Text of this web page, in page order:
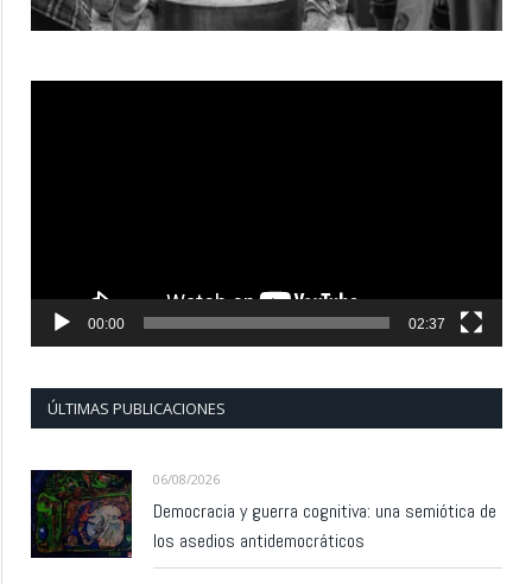
00:00 02:37
ÚLTIMAS PUBLICACIONES
06/08/2026
Democracia y guerra cognitiva: una semiótica de
los asedios antidemocráticos